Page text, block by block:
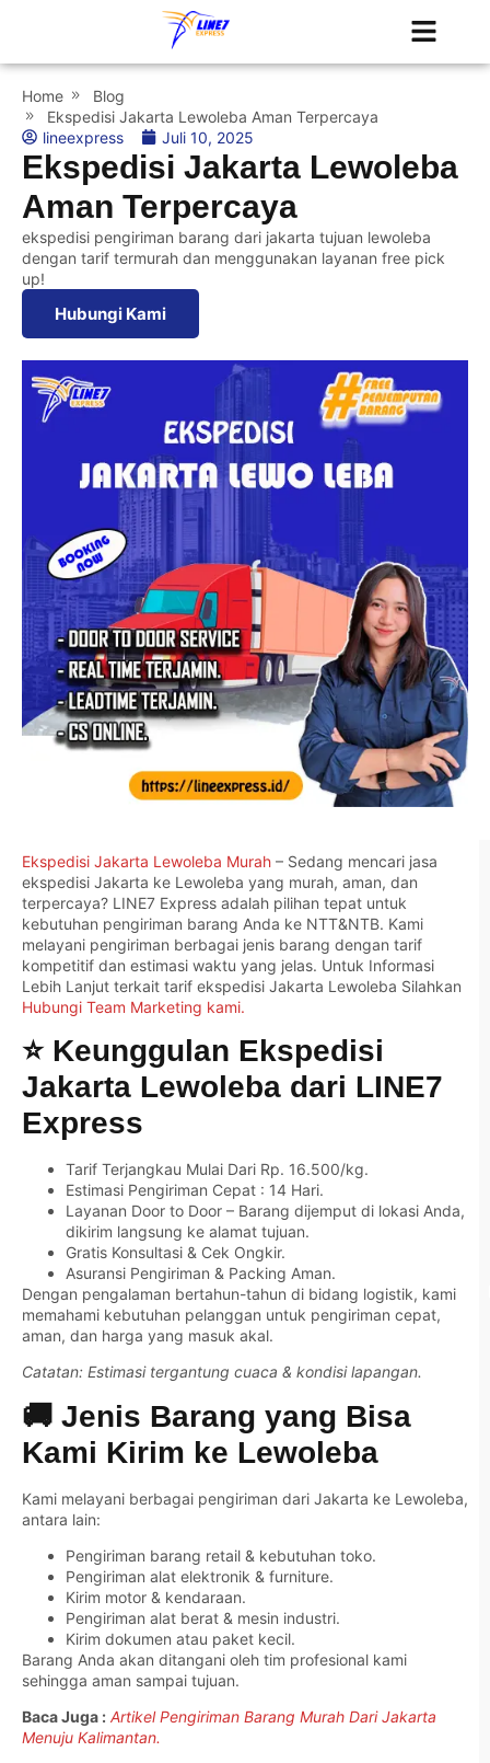
Home
Blog
Ekspedisi Jakarta Lewoleba Aman Terpercaya
lineexpress
Juli 10, 2025
Ekspedisi Jakarta Lewoleba
Aman Terpercaya
ekspedisi pengiriman barang dari jakarta tujuan lewoleba
dengan tarif termurah dan menggunakan layanan free pick
up!
Hubungi Kami
Ekspedisi Jakarta Lewoleba Murah – Sedang mencari jasa
ekspedisi Jakarta ke Lewoleba yang murah, aman, dan
terpercaya? LINE7 Express adalah pilihan tepat untuk
kebutuhan pengiriman barang Anda ke NTT&NTB. Kami
melayani pengiriman berbagai jenis barang dengan tarif
kompetitif dan estimasi waktu yang jelas. Untuk Informasi
Lebih Lanjut terkait tarif ekspedisi Jakarta Lewoleba Silahkan
Hubungi Team Marketing kami.
⭐ Keunggulan Ekspedisi
Jakarta Lewoleba dari LINE7
Express
Tarif Terjangkau Mulai Dari Rp. 16.500/kg.
Estimasi Pengiriman Cepat : 14 Hari.
Layanan Door to Door – Barang dijemput di lokasi Anda,
dikirim langsung ke alamat tujuan.
Gratis Konsultasi & Cek Ongkir.
Asuransi Pengiriman & Packing Aman.
Dengan pengalaman bertahun-tahun di bidang logistik, kami
memahami kebutuhan pelanggan untuk pengiriman cepat,
aman, dan harga yang masuk akal.
Catatan: Estimasi tergantung cuaca & kondisi lapangan.
🚚 Jenis Barang yang Bisa
Kami Kirim ke Lewoleba
Kami melayani berbagai pengiriman dari Jakarta ke Lewoleba,
antara lain:
Pengiriman barang retail & kebutuhan toko.
Pengiriman alat elektronik & furniture.
Kirim motor & kendaraan.
Pengiriman alat berat & mesin industri.
Kirim dokumen atau paket kecil.
Barang Anda akan ditangani oleh tim profesional kami
sehingga aman sampai tujuan.
Baca Juga : Artikel Pengiriman Barang Murah Dari Jakarta
Menuju Kalimantan.